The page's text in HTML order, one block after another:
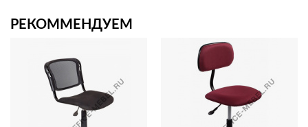
РЕКОММЕНДУЕМ